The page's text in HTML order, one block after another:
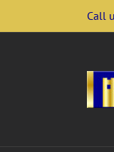
Call